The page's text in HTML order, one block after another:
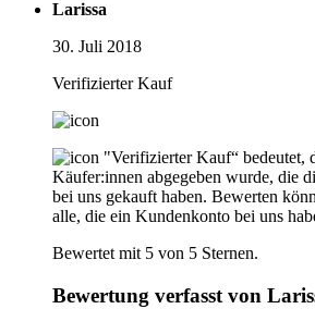
Larissa
30. Juli 2018
Verifizierter Kauf
"Verifizierter Kauf“ bedeutet,
Käufer:innen abgegeben wurde, die
bei uns gekauft haben. Bewerten
alle, die ein Kundenkonto bei uns
Bewertet mit 5 von 5 Sternen.
Bewertung verfasst von